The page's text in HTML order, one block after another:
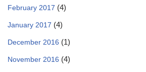
February 2017 (4)
January 2017 (4)
December 2016 (1)
November 2016 (4)